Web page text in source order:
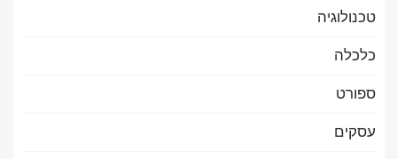
טכנולוגיה
כלכלה
ספורט
עסקים